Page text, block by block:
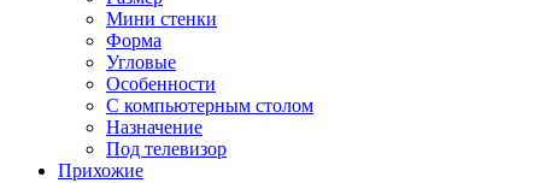
Мини стенки
Форма
Угловые
Особенности
С компьютерным столом
Назначение
Под телевизор
Прихожие